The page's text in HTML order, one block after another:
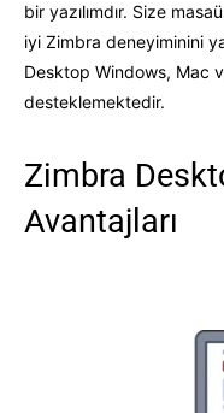
bir yazılımdır. Size
iyi Zimbra deneyiminini
Desktop Windows, Mac
desteklemektedir.
Zimbra
Avantajları